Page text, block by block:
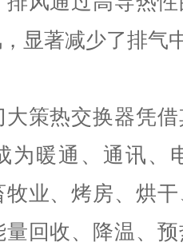
显著减少了排气
策热交换器凭
为暖通、通讯、
业、烤房、烘
回收、降温、